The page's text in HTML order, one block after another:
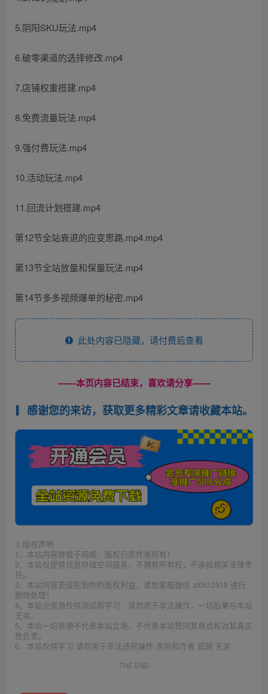
5.阴阳SKU玩法.mp4
6.破零渠道的选择修改.mp4
7.店铺权重搭建.mp4
8.免费流量玩法.mp4
9.强付费玩法.mp4
10.活动玩法.mp4
11.回流计划搭建.mp4
第12节全站衰退的应变思路.mp4.mp4
第13节全站放量和保量玩法.mp4
第14节多多视频爆单的秘密.mp4
此处内容已隐藏，请付费后查看
------本页内容已结束，喜欢请分享------
感谢您的来访，获取更多精彩文章请收藏本站。
© 版权声明
1、本站内容转载于网络，版权归原作者所有！
2、本站仅提供信息存储空间服务，不拥有所有权，不承担相关法律责
任。
3、本站内容若侵犯到你的版权利益，请加客服微信 zt0512518 进行
删除处理！
4、本站全资源仅供测试和学习，请勿用于非法操作，一切后果与本站
无关。
5、本站一切资源不代表本站立场，不代表本站赞同其观点和对其真实
性负责。
6、本站仅供学习 请勿用于非法违规操作 否则和作者 官网 无关
THE END